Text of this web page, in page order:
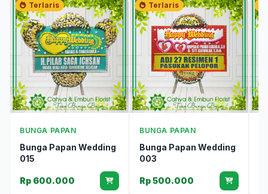
Terlaris
BUNGA PAPAN
Bunga Papan Wedding
015
Rp 600.000
Terlaris
BUNGA PAPAN
Bunga Papan Wedding
003
Rp 500.000